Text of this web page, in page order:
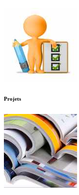
Projets